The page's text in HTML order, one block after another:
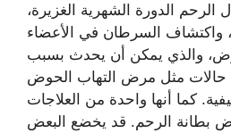
الرحم الدورة الشهرية الغزيرة،
واكتشاف السرطان في الأعضاء
والذي يمكن أن يحدث بسبب
حالات مثل مرض التهاب الحوض (PID)، أو العضال
كما أنها واحدة من العلاجات
بطانة الرحم. قد يخضع البعض